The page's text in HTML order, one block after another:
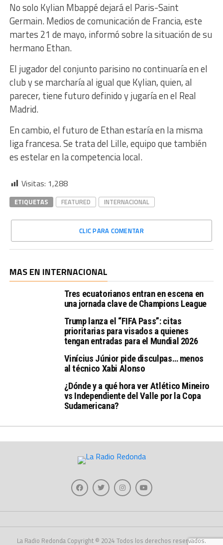
No solo Kylian Mbappé dejará el Paris-Saint
Germain. Medios de comunicación de Francia, este
martes 21 de mayo, informó sobre la situación de su
hermano Ethan.
El jugador del conjunto parisino no continuaría en el
club y se marcharía al igual que Kylian, quien, al
parecer, tiene futuro definido y jugaría en el Real
Madrid.
En cambio, el futuro de Ethan estaría en la misma
liga francesa. Se trata del Lille, equipo que también
es estelar en la competencia local.
Visitas: 1,288
ETIQUETAS FEATURED INTERNACIONAL
CLIC PARA COMENTAR
MAS EN INTERNACIONAL
Tres ecuatorianos entran en escena en
una jornada clave de Champions League
Trump lanza el “FIFA Pass”: citas
prioritarias para visados a quienes
tengan entradas para el Mundial 2026
Vinícius Júnior pide disculpas… menos
al técnico Xabi Alonso
¿Dónde y a qué hora ver Atlético Mineiro
vs Independiente del Valle por la Copa
Sudamericana?
La Radio Redonda Copyright © 2024 Todos los derechos reservados.